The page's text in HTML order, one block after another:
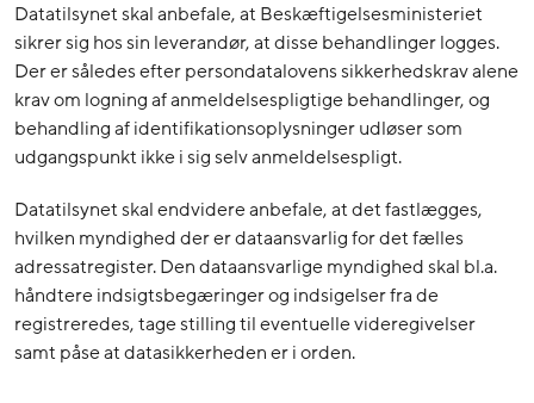
Datatilsynet skal anbefale, at Beskæftigelsesministeriet
sikrer sig hos sin leverandør, at disse behandlinger logges.
Der er således efter persondatalovens sikkerhedskrav alene
krav om logning af anmeldelsespligtige behandlinger, og
behandling af identifikationsoplysninger udløser som
udgangspunkt ikke i sig selv anmeldelsespligt.
Datatilsynet skal endvidere anbefale, at det fastlægges,
hvilken myndighed der er dataansvarlig for det fælles
adressatregister. Den dataansvarlige myndighed skal bl.a.
håndtere indsigtsbegæringer og indsigelser fra de
registreredes, tage stilling til eventuelle videregivelser
samt påse at datasikkerheden er i orden.